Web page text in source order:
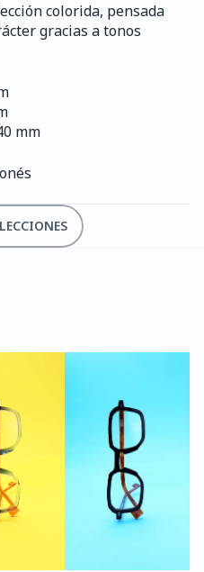
colorida, pensada
gracias a tonos
mm